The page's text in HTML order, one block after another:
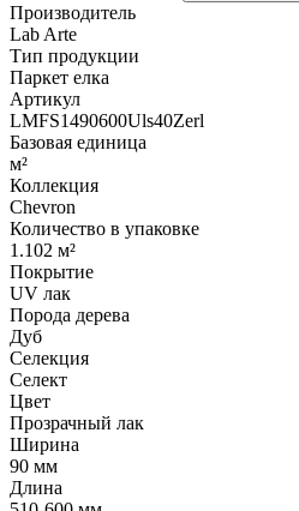
Производитель
Lab Arte
Тип продукции
Паркет елка
Артикул
LMFS1490600Uls40Zerl
Базовая единица
м²
Коллекция
Chevron
Количество в упаковке
1.102 м²
Покрытие
UV лак
Порода дерева
Дуб
Селекция
Селект
Цвет
Прозрачный лак
Ширина
90 мм
Длина